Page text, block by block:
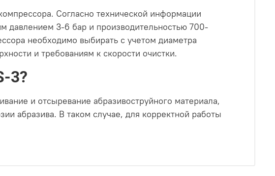
Согласно технической информации
давлением 3-6 бар и производительностью 700-
необходимо выбирать с учетом диаметра
и требованиям к скорости очистки.
3?
и отсыревание абразивоструйного материала,
абразива. В таком случае, для корректной работы